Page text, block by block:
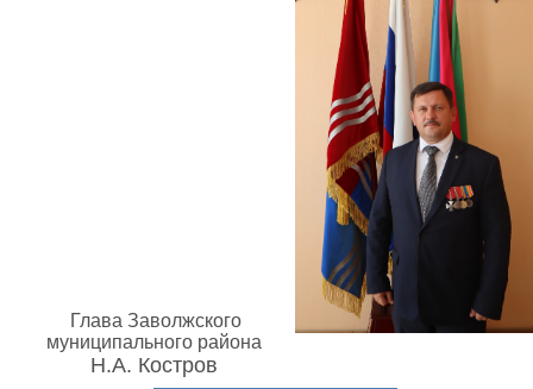
Глава Заволжского
муниципального района
Н.А. Костров